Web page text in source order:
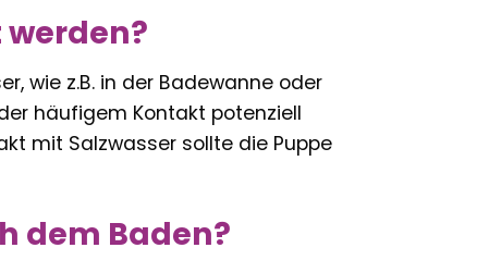
wie z.B. in der Badewanne oder
häufigem Kontakt potenziell
mit Salzwasser sollte die Puppe
dem Baden?